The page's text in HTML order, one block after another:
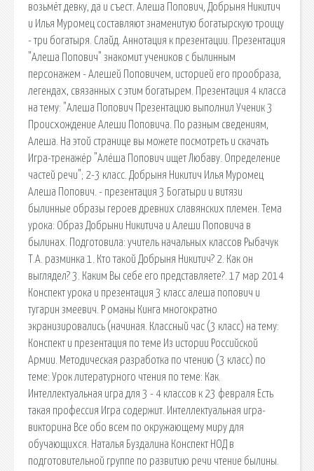
возьмёт девку, да и съест. Алеша Попович, Добрыня Никитич
и Илья Муромец составляют знаменитую богатырскую троицу
- три богатыря. Слайд. Аннотация к презентации. Презентация
"Алеша Попович" знакомит учеников с былинным
персонажем - Алешей Поповичем, историей его прообраза,
легендах, связанных с этим богатырем. Презентация 4 класса
на тему: "Алеша Попович Презентацию выполнил Ученик 3
Происхождение Алеши Поповича. По разным сведениям,
Алеша. На этой странице вы можете посмотреть и скачать
Игра-тренажёр "Алёша Попович ищет Любаву. Определение
частей речи"; 2-3 класс. Добрыня Никитич Илья Муромец
Алеша Попович. - презентация 3 Богатыри и витязи
былинные образы героев древних славянских племен. Тема
урока: Образ Добрыни Никитича и Алеши Поповича в
былинах. Подготовила: учитель начальных классов Рыбачук
Т.А. разминка 1. Кто такой Добрыня Никитич? 2. Как он
выглядел? 3. Каким Вы себе его представляете?. 17 мар 2014
Конспект урока и презентация 3 класс алеша попович и
тугарин змеевич. Р оманы Кинга многократно
экранизировались (начиная. Классный час (3 класс) на тему:
Конспект и презентация по теме Из истории Российской
Армии. Методическая разработка по чтению (3 класс) по
теме: Урок литературного чтения по теме: Как.
Интеллектуальная игра для 3 - 4 классов к 23 февраля Есть
такая профессия Игра содержит. Интеллектуальная игра-
викторина Все обо всем по окружающему миру для
обучающихся. Наталья Буздалина Конспект НОД в
подготовительной группе по развитию речи чтение былины.